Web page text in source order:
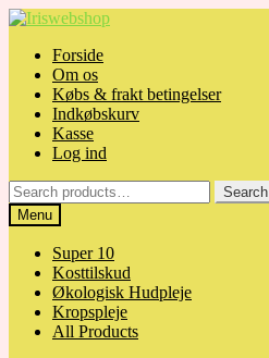
Skip
navigation
Skip
contentForside
Om os
Købs & frakt betingelser
Indkøbskurv
Kasse
Log ind
Search
for:
Search
Menu
Super 10
Kosttilskud
Økologisk Hudpleje
Kropspleje
All Products